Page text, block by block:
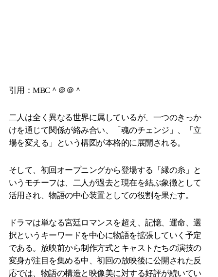
引用：MBC＾＠＠＾
二人は全く異なる世界に属しているが、一つのきっか
けを通じて関係が絡み合い、「魂のチェンジ」、「立
場を変える」という構図が本格的に展開される。
そして、初回オープニングから登場する「縁の糸」と
いうモチーフは、二人が過去と現在を結ぶ象徴として
活用され、物語の中心装置としての役割を果たす。
ドラマは単なる宮廷ロマンスを超え、記憶、運命、選
択というキーワードを中心に物語を拡張していく予定
である。放映前から制作方式とキャストたちの演技の
変身が注目を集める中、初回の放映後に公開された反
応では、物語の構造と映像美に対する好評が続いてい